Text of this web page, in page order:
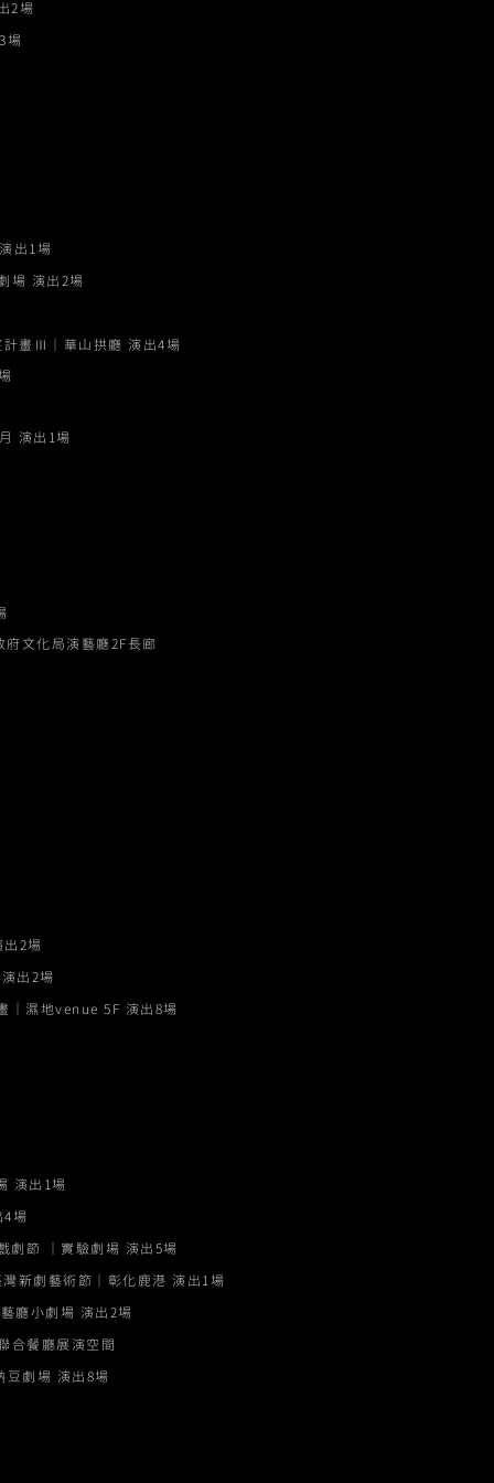
2場
場
出1場
場 演出2場
計畫Ⅲ｜華山拱廳 演出4場
演出1場
文化局演藝廳2F長廊
2場
出2場
｜濕地venue 5F 演出8場
演出1場
4場
劇節 ｜實驗劇場 演出5場
灣新劇藝術節｜彰化鹿港 演出1場
廳小劇場 演出2場
合餐廳展演空間
豆劇場 演出8場